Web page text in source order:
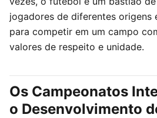
jogadores de diferentes origens
para competir em um campo
valores de respeito e unidade.
Os Campeonatos
o Desenvolvimento